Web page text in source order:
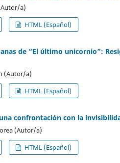
a)
HTML (Español)
de “El último unicornio”:
(Autor/a)
HTML (Español)
confrontación con la
(Autor/a)
HTML (Español)